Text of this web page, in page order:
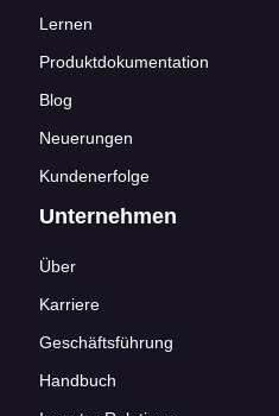
Lernen
Produktdokumentation
Blog
Neuerungen
Kundenerfolge
Unternehmen
Über
Karriere
Geschäftsführung
Handbuch